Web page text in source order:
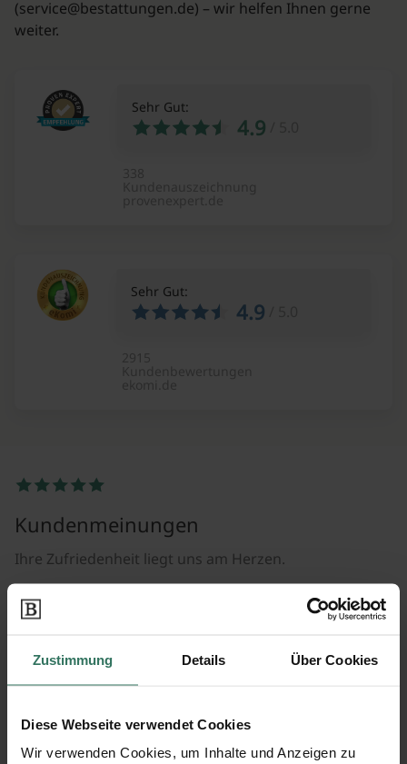
Zustimmung Details Über Cookies
Diese Webseite verwendet Cookies
Wir verwenden Cookies, um Inhalte und Anzeigen zu
(service@bestattungen.de) – wir helfen Ihnen gerne
weiter.
Sehr Gut:
4.9
Sehr Gut:
4.9
Kundenmeinungen
Ihre Zufriedenheit liegt uns am Herzen.
2.900+ Positive Bewertungen
50.000+ Anfragen